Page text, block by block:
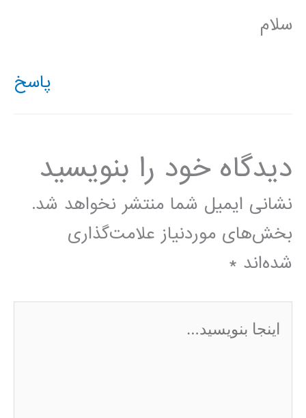
سلام
پاسخ
دیدگاه‌ خود را بنویسید
نشانی ایمیل شما منتشر نخواهد شد.
بخش‌های موردنیاز علامت‌گذاری
شده‌اند *
اینجا
بنویسید…